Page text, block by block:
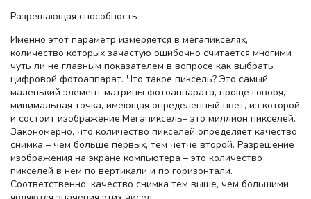
Разрешающая способность
Именно этот параметр измеряется в мегапикселях,
количество которых зачастую ошибочно считается многими
чуть ли не главным показателем в вопросе как выбрать
цифровой фотоаппарат. Что такое пиксель? Это самый
маленький элемент матрицы фотоаппарата, проще говоря,
минимальная точка, имеющая определенный цвет, из которой
и состоит изображение.Мегапиксель– это миллион пикселей.
Закономерно, что количество пикселей определяет качество
снимка – чем больше первых, тем четче второй. Разрешение
изображения на экране компьютера – это количество
пикселей в нем по вертикали и по горизонтали.
Соответственно, качество снимка тем выше, чем большими